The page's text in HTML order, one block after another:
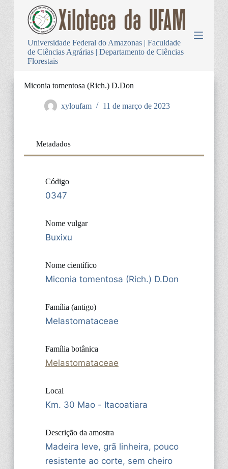
Universidade Federal do Amazonas | Faculdade
de Ciências Agrárias | Departamento de Ciências
Florestais
Miconia tomentosa (Rich.) D.Don
xyloufam 11 de março de 2023
Metadados
Código
0347
Nome vulgar
Buxixu
Nome científico
Miconia tomentosa (Rich.) D.Don
Família (antigo)
Melastomataceae
Família botânica
Melastomataceae
Local
Km. 30 Mao - Itacoatiara
Descrição da amostra
Madeira leve, grã linheira, pouco
resistente ao corte, sem cheiro